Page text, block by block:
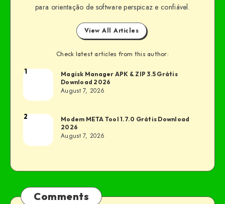
para orientação de software perspicaz e confiável.
View All Articles
Check latest articles from this author:
1
Magisk Manager APK & ZIP 3.5 Grátis
Download 2026
August 7, 2026
2
Modem META Tool 1.7.0 Grátis Download
2026
August 7, 2026
Comments